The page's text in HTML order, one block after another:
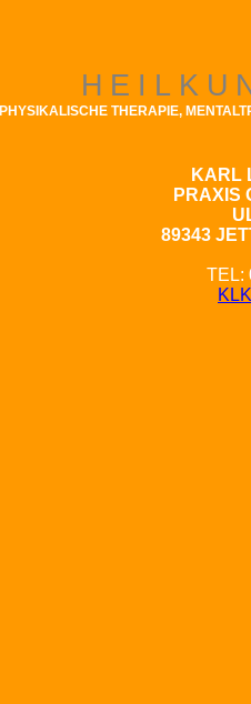
PHYSIKALISCHE THERAPIE,
KARL
PRAXIS
89343
TEL: